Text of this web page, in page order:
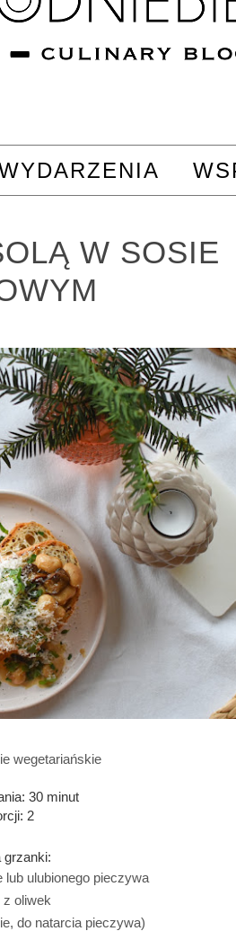
W SOSIE
wegetariańskie
30 minut
2
grzanki:
ulubionego pieczywa
z oliwek
do natarcia pieczywa)